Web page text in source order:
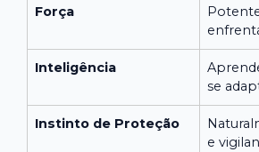
Força
Inteligência
se
Instinto de Proteção
e